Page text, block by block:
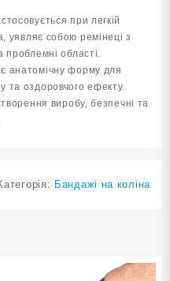
при легкій
уявляє собою ремінеці з
області.
анатомічну форму для
та оздоровчого ефекту.
виробу, безпечні та
Бандажі на коліна